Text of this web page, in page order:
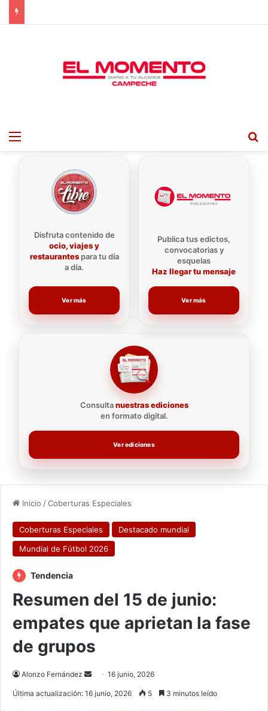
Menu
Disfruta contenido de
ocio, viajes y
restaurantespara tu día
a día.
Ver más
Consultanuestras ediciones
en formato digital.
Ver ediciones
Publica tus edictos,
convocatorias y
esquelas
Haz llegar tu mensaje
Ver más
Inicio /Coberturas Especiales
Coberturas Especiales
Destacado mundial
Mundial de Fútbol 2026
Tendencia
Resumen del 15 de junio:
empates que aprietan la fase
de grupos
Alonzo Fernández
Send16 junio, 2026
Última actualización: 16 junio, 2026 5 3 minutos leído